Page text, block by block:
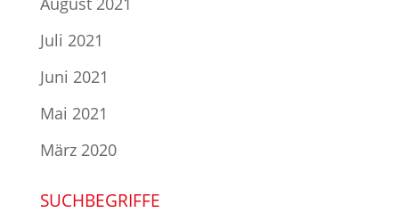
Juli 2021
Juni 2021
Mai 2021
März 2020
SUCHBEGRIFFE